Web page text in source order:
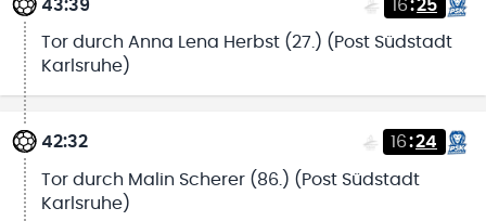
43:39 16:25
Tor durch Anna Lena Herbst (27.) (Post Südstadt
Karlsruhe)
42:32 16:24
Tor durch Malin Scherer (86.) (Post Südstadt
Karlsruhe)